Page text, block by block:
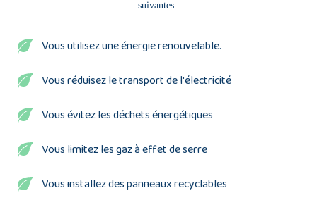
suivantes :
Vous utilisez une énergie renouvelable.
Vous réduisez le transport de l'électricité
Vous évitez les déchets énergétiques
Vous limitez les gaz à effet de serre
Vous installez des panneaux recyclables